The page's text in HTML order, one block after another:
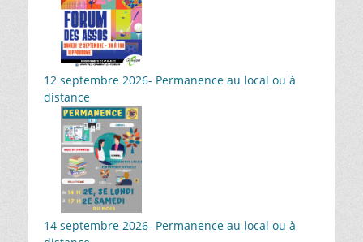
12 septembre 2026- Permanence au local ou à
distance
14 septembre 2026- Permanence au local ou à